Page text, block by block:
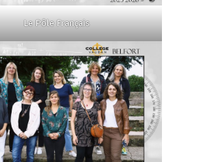
Le Pôle Français